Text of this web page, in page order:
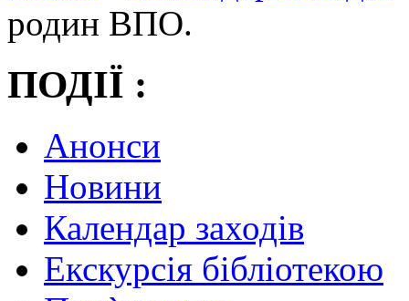
родин ВПО.
ПОДІЇ :
Анонси
Новини
Календар заходів
Екскурсія бібліотекою